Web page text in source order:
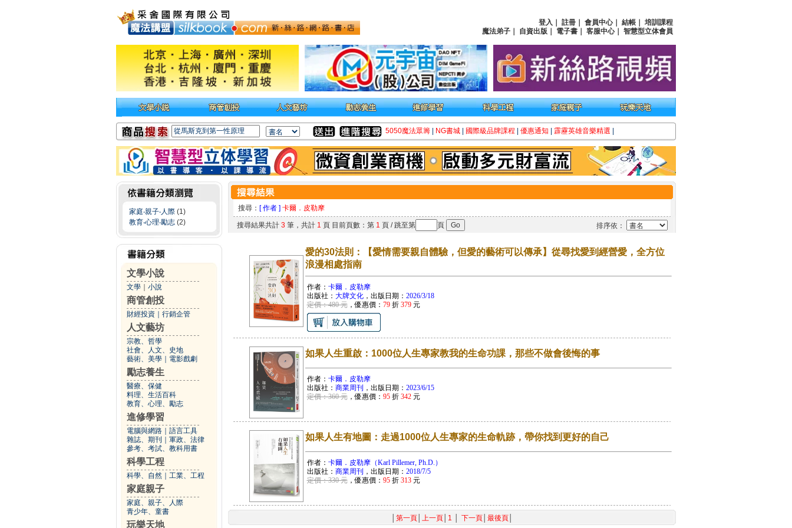
登入 註冊 會員中心｜ 結帳
培訓課程
魔法弟子
自資出版 電子書 客服中心｜ 智慧型立体會員
5050魔法眾籌 NG書城 國際級品牌課程 優惠通知 霹靂英雄音樂精選
家庭‧親子‧人際 (1)
教育‧心理‧勵志 (2)
文學小說
文學 小說
商管創投
財經投資 行銷企管
人文藝坊
宗教、哲學
社會、人文、史地
藝術、美學
電影戲劇
勵志養生
醫療、保健
料理、生活百科
教育、心理、勵志
進修學習
電腦與網路
語言工具
雜誌、期刊
軍政、法律
參考、考試、教科用書
科學工程
科學、自然 工業、工程
家庭親子
家庭、親子、人際
青少年、童書
玩樂天地
搜尋： [ 作者 ] 卡爾．皮勒摩
搜尋結果共計 3 筆，共計 1 頁 目前頁數：第 1 頁 / 跳至第 頁 排序依：
愛的30法則：【愛情需要親自體驗，但愛的藝術可以傳承】從尋找愛到經營愛，全方位
浪漫相處指南
作者： 卡爾．皮勒摩
出版社： 大牌文化，出版日期： 2026/3/18
定價：480 元，優惠價： 79折 379元
如果人生重啟：1000位人生專家教我的生命功課，那些不做會後悔的事
作者： 卡爾．皮勒摩
出版社： 商業周刊 ，出版日期： 2023/6/15
定價：360 元，優惠價： 95折 342元
如果人生有地圖：走過1000位人生專家的生命軌跡，帶你找到更好的自己
作者： 卡爾．皮勒摩（Karl Pillemer, Ph.D.）
出版社： 商業周刊 ，出版日期： 2018/7/5
定價：330 元，優惠價： 95折 313元
第一頁│ 上一頁│ 1 下一頁│ 最後頁│